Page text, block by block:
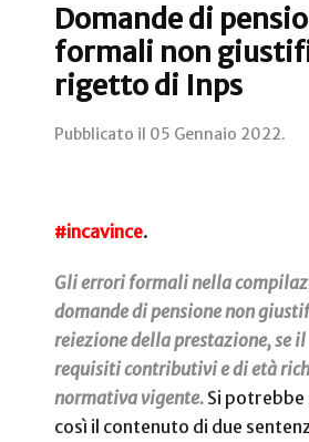
Domande di
formali non
rigetto di Inps
Pubblicato il 05 Gennaio 2022.
#incavince.
Gli errori formali nella
domande di pensione non
reiezione della prestazione, se
requisiti contributivi e di età
normativa vigente. Si
così il contenuto di due